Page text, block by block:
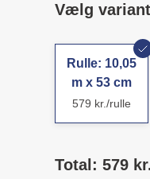
Vælg variant
Rulle: 10,05
m x 53 cm
579 kr./rulle
Total: 579